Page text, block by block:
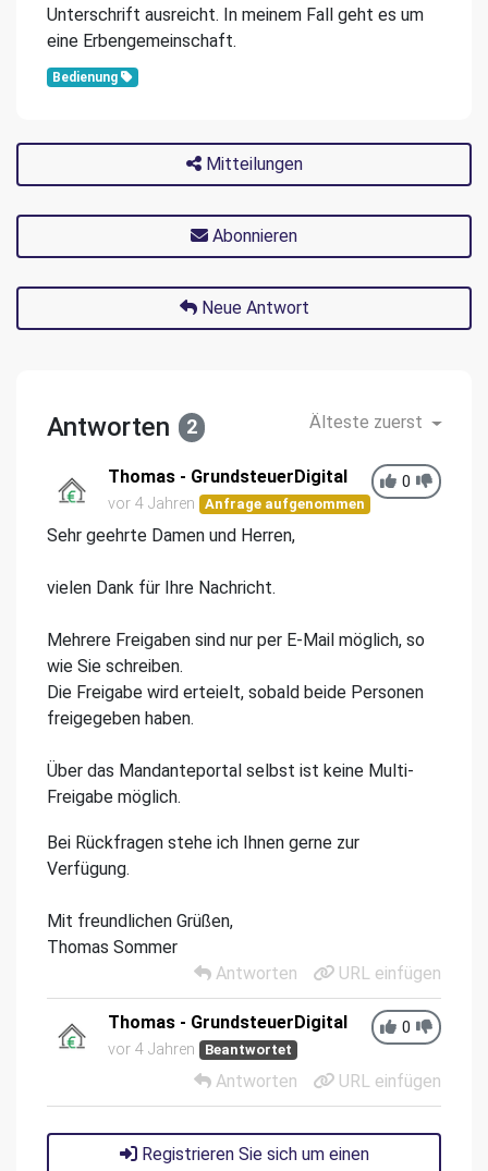
Unterschrift ausreicht. In meinem Fall geht es um
eine Erbengemeinschaft.
Bedienung
Mitteilungen
Abonnieren
Neue Antwort
Antworten 2 Älteste zuerst
0
Thomas - GrundsteuerDigital
vor 4 Jahren Anfrage aufgenommen
Sehr geehrte Damen und Herren,
vielen Dank für Ihre Nachricht.
Mehrere Freigaben sind nur per E-Mail möglich, so
wie Sie schreiben.
Die Freigabe wird erteielt, sobald beide Personen
freigegeben haben.
Über das Mandanteportal selbst ist keine Multi-
Freigabe möglich.
Bei Rückfragen stehe ich Ihnen gerne zur
Verfügung.
Mit freundlichen Grüßen,
Thomas Sommer
Antworten
URL einfügen
0
Thomas - GrundsteuerDigital
vor 4 Jahren Beantwortet
Antworten URL einfügen
Registrieren Sie sich um einen